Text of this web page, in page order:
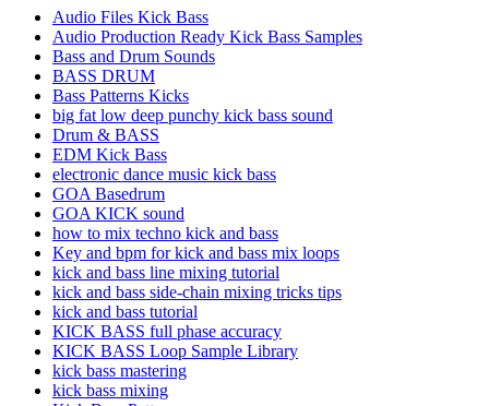
Audio Files Kick Bass
Audio Production Ready Kick Bass Samples
Bass and Drum Sounds
BASS DRUM
Bass Patterns Kicks
big fat low deep punchy kick bass sound
Drum & BASS
EDM Kick Bass
electronic dance music kick bass
GOA Basedrum
GOA KICK sound
how to mix techno kick and bass
Key and bpm for kick and bass mix loops
kick and bass line mixing tutorial
kick and bass side-chain mixing tricks tips
kick and bass tutorial
KICK BASS full phase accuracy
KICK BASS Loop Sample Library
kick bass mastering
kick bass mixing